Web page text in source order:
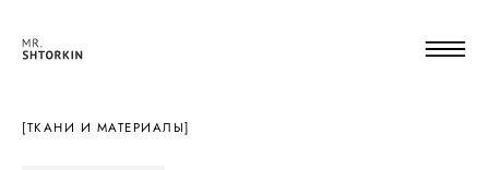
[ТКАНИ И МАТЕРИАЛЫ]